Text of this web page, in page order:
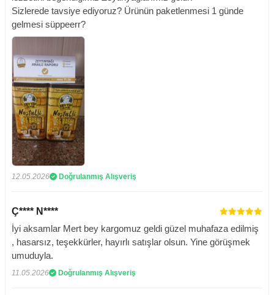
Sizlerede tavsiye ediyoruz? Ürünün paketlenmesi 1 günde
gelmesi süppeerr?
12.05.2026 Doğrulanmış Alışveriş
Ç**** N****
İyi aksamlar Mert bey kargomuz geldi güzel muhafaza edilmiş
, hasarsız, teşekkürler, hayırlı satışlar olsun. Yine görüşmek
umuduyla.
11.05.2026 Doğrulanmış Alışveriş